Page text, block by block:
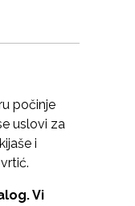
počinje
uslovi za
i
Vi